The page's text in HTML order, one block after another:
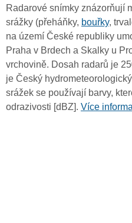
Radarové snímky znázorňují
srážky (přeháňky, bouřky,
na území České republiky
Praha v Brdech a Skalky u
vrchovině. Dosah radarů je
je Český
srážek se používají barvy,
odrazivosti [dBZ]. Více